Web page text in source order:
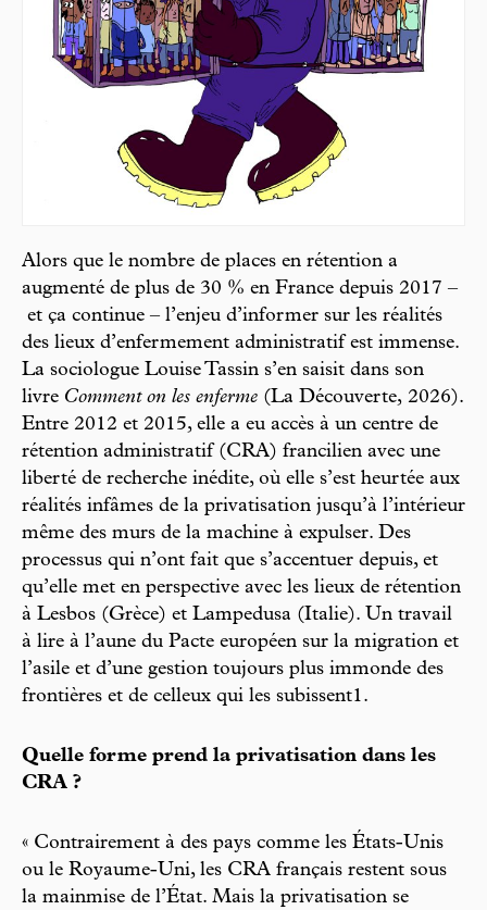
Alors que le nombre de places en rétention a
augmenté de plus de 30 % en France depuis 2017 –
et ça continue – l’enjeu d’informer sur les réalités
des lieux d’enfermement administratif est immense.
La sociologue Louise Tassin s’en saisit dans son
livre Comment on les enferme (La Découverte, 2026).
Entre 2012 et 2015, elle a eu accès à un centre de
rétention administratif (CRA) francilien avec une
liberté de recherche inédite, où elle s’est heurtée aux
réalités infâmes de la privatisation jusqu’à l’intérieur
même des murs de la machine à expulser. Des
processus qui n’ont fait que s’accentuer depuis, et
qu’elle met en perspective avec les lieux de rétention
à Lesbos (Grèce) et Lampedusa (Italie). Un travail
à lire à l’aune du Pacte européen sur la migration et
l’asile et d’une gestion toujours plus immonde des
frontières et de celleux qui les subissent1.
Quelle forme prend la privatisation dans les
CRA ?
« Contrairement à des pays comme les États-Unis
ou le Royaume-Uni, les CRA français restent sous
la mainmise de l’État. Mais la privatisation se